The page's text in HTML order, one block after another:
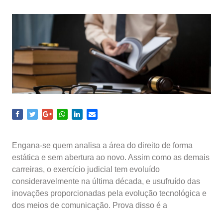
Engana-se quem analisa a área do direito de forma
estática e sem abertura ao novo. Assim como as demais
carreiras, o exercício judicial tem evoluído
consideravelmente na última década, e usufruído das
inovações proporcionadas pela evolução tecnológica e
dos meios de comunicação. Prova disso é a